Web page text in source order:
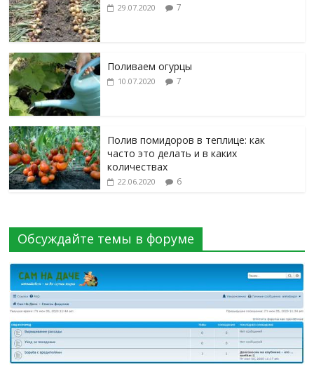
29.07.2020 7
Поливаем огурцы
10.07.2020 7
Полив помидоров в теплице: как
часто это делать и в каких
количествах
22.06.2020 6
Обсуждайте темы в форуме